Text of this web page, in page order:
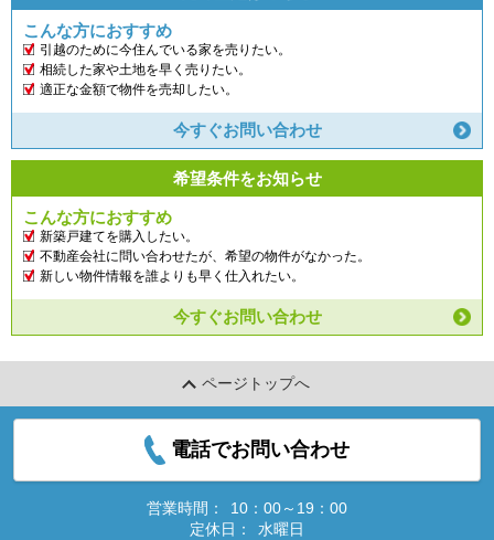
こんな方におすすめ
引越のために今住んでいる家を売りたい。
相続した家や土地を早く売りたい。
適正な金額で物件を売却したい。
今すぐお問い合わせ
希望条件をお知らせ
こんな方におすすめ
新築戸建てを購入したい。
不動産会社に問い合わせたが、希望の物件がなかった。
新しい物件情報を誰よりも早く仕入れたい。
今すぐお問い合わせ
ページトップへ
電話でお問い合わせ
営業時間：
10：00～19：00
定休日：
水曜日